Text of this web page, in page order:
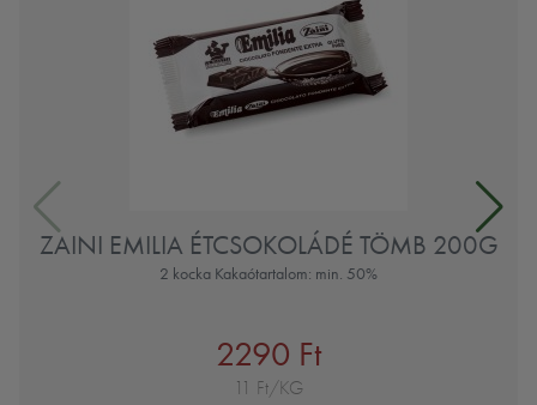
ZAINI EMILIA ÉTCSOKOLÁDÉ TÖMB 200G
2 kocka Kakaótartalom: min. 50%
2290 Ft
11 Ft/KG